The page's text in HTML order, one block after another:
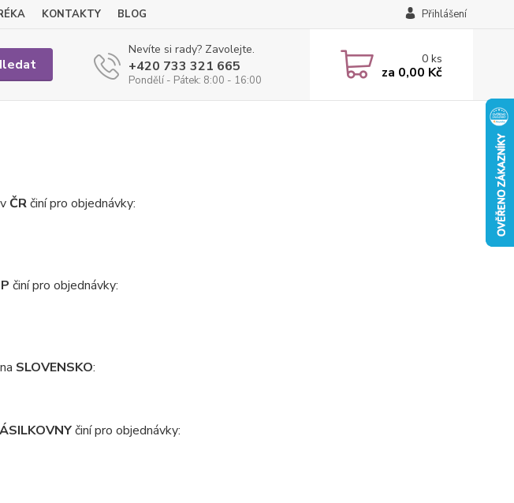
KONTAKTY BLOG Přihlášení
Nevíte si rady? Zavolejte.
+420 733 321 665
Pondělí - Pátek: 8:00 - 16:00
0ks
za 0,00 Kč
vČRčiní pro objednávky:
činí pro objednávky:
na SLOVENSKO:
činí pro objednávky: